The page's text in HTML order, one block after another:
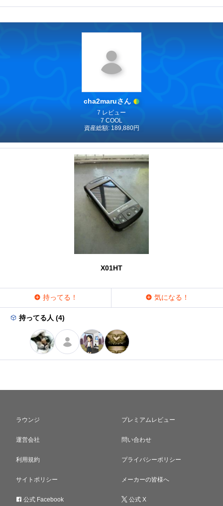
cha2maruさん
7 レビュー
7 COOL
資産総額: 189,880円
X01HT
持ってる！ 気になる！
持ってる人 (4)
ラウンジ プレミアムレビュー
運営会社 問い合わせ
利用規約 プライバシーポリシー
サイトポリシー メーカーの皆様へ
公式 Facebook 公式 X